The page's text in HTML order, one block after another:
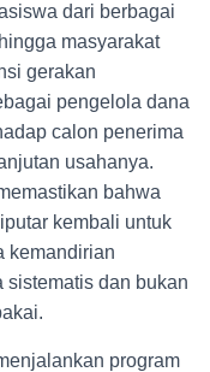
dari berbagai
masyarakat
gerakan
pengelola dana
calon penerima
usahanya.
bahwa
kembali untuk
kemandirian
sistematis dan bukan
program